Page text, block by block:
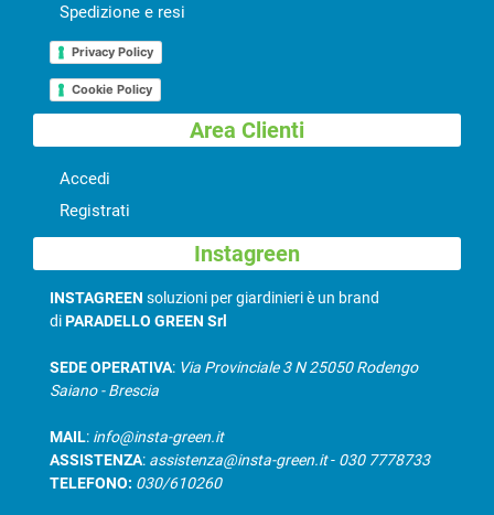
Spedizione e resi
Privacy Policy
Cookie Policy
Area Clienti
Accedi
Registrati
Instagreen
INSTAGREEN soluzioni per giardinieri è un brand
diPARADELLO GREEN Srl
SEDE OPERATIVA: Via Provinciale 3 N 25050 Rodengo
Saiano - Brescia
MAIL: info@insta-green.it
ASSISTENZA: assistenza@insta-green.it- 030 7778733
TELEFONO: 030/610260